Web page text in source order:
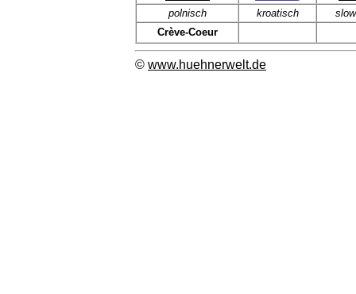
polnisch kroatisch
Crève-Coeur
© www.huehnerwelt.de